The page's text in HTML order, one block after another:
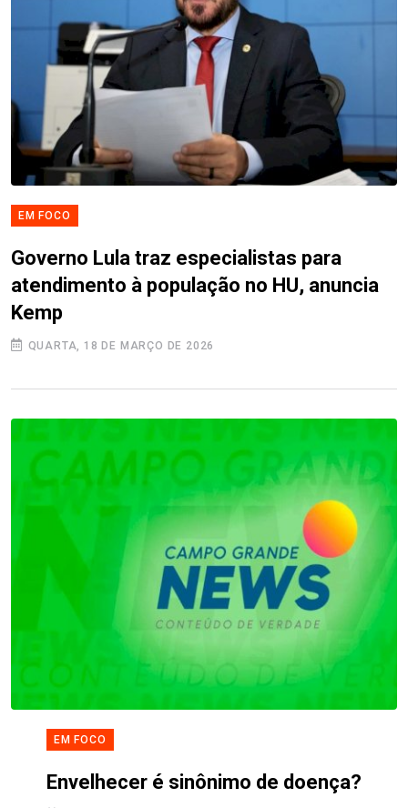
EM FOCO
Governo Lula traz especialistas para
atendimento à população no HU, anuncia
Kemp
QUARTA, 18 DE MARÇO DE 2026
EM FOCO
Envelhecer é sinônimo de doença?